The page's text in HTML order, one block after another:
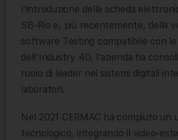
l’introduzione della scheda
SB-Rio e, più recentemente, della
software Testing compatibile con
dell’Industry 4.0, l’azienda ha
ruolo di leader nei sistemi digitali
laboratori.
Nel 2021 CERMAC ha compiuto un
tecnologico, integrando il video-